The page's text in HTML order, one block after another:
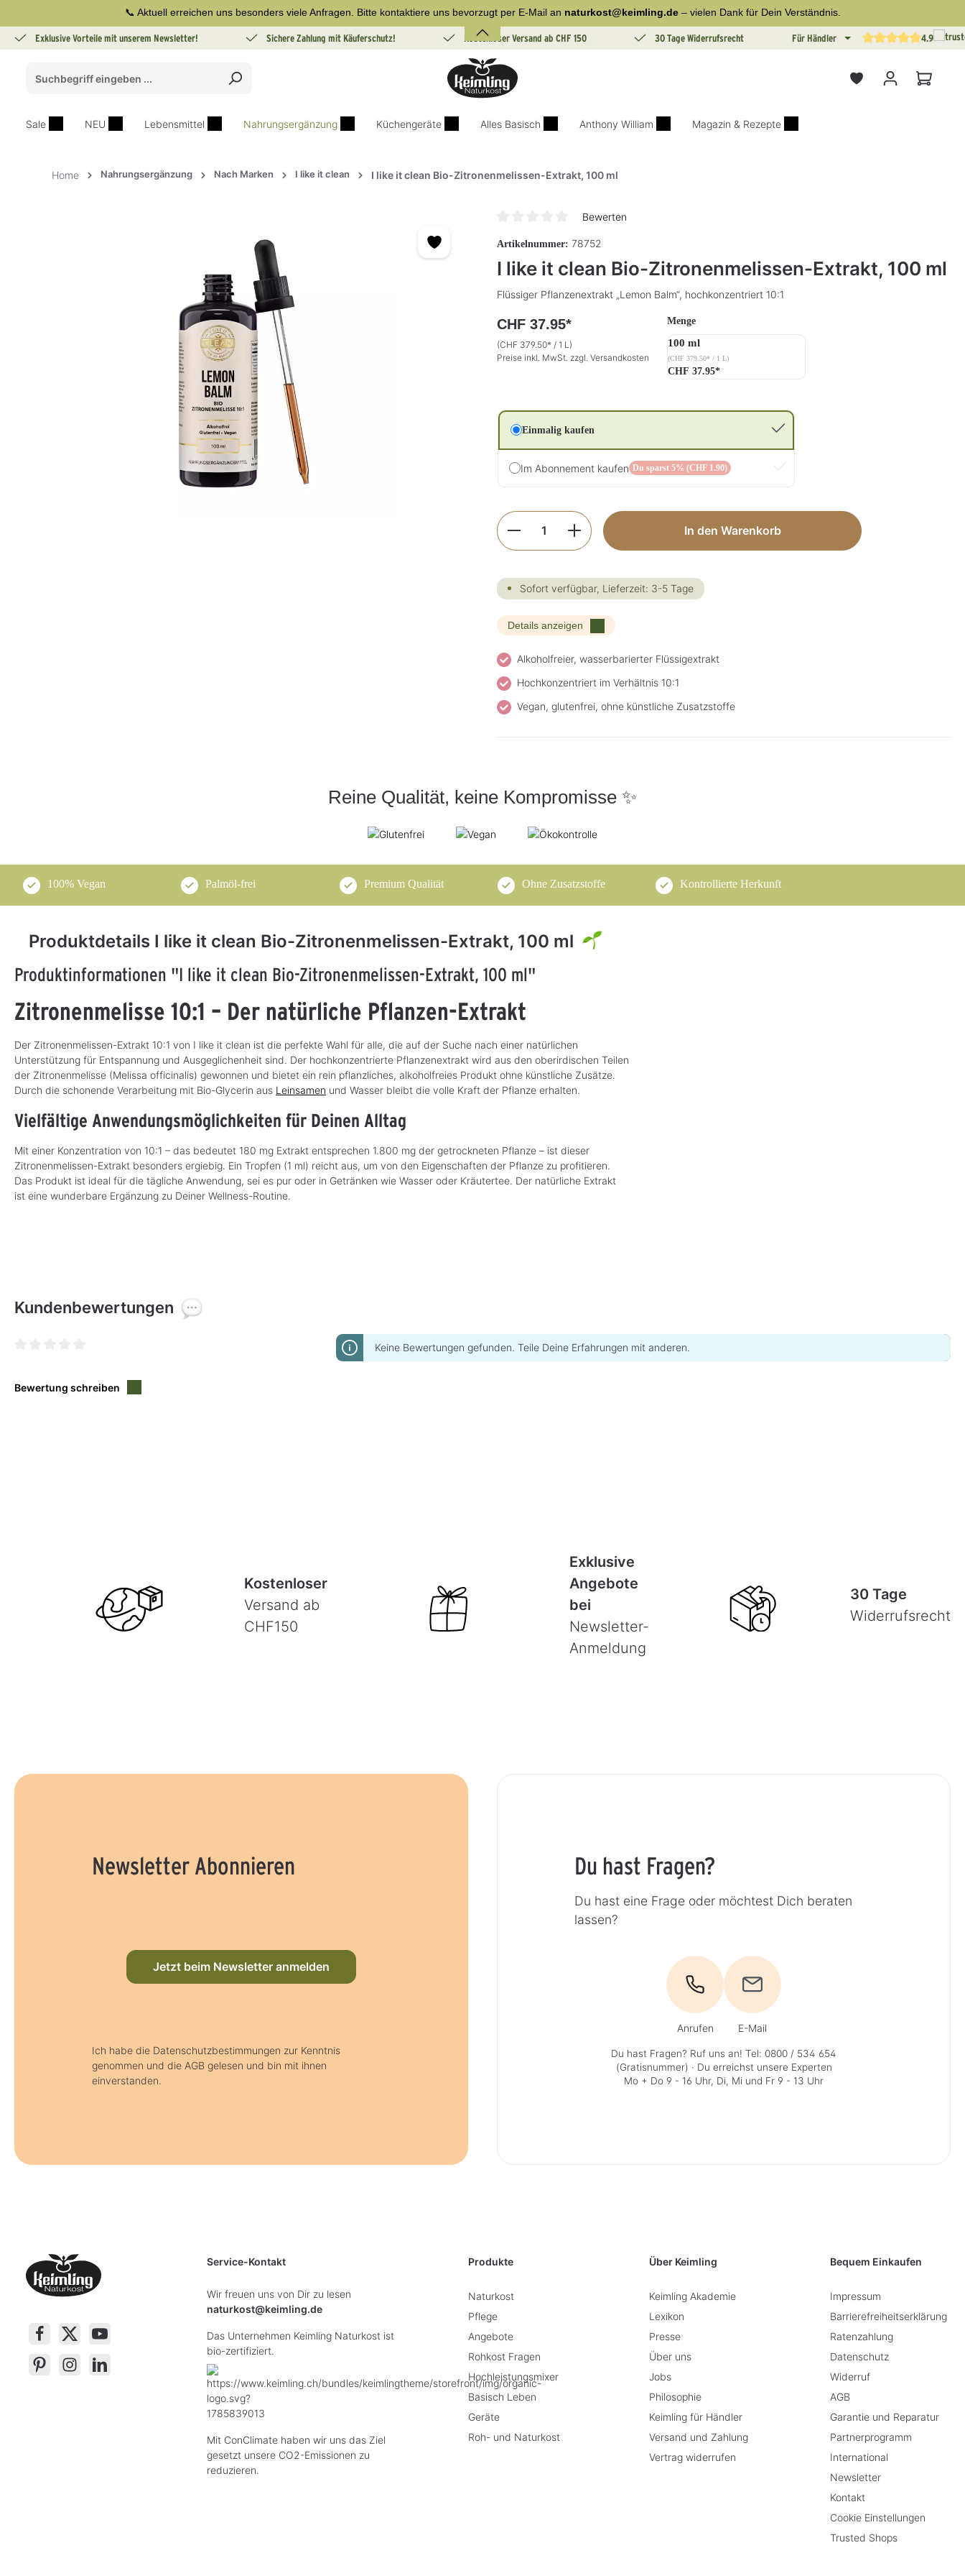
Zur Hauptnavigation springen📞 Aktuell erreichen uns besonders viele Anfragen. Bitte kontaktiere uns bevorzugt per E-Mail an naturkost@keimling.de– vielen Dank für Dein Verständnis.
Exklusive Vorteile mit unserem Newsletter! Sichere Zahlung mit Käuferschutz! Kostenloser Versand ab CHF 150 30 Tage Widerrufsrecht Für Händler Durchschnittliche4.9
Sale NEU Lebensmittel Nahrungsergänzung Küchengeräte Alles Basisch Anthony William Magazin & Rezepte
Home Nahrungsergänzung Nach Marken I like it clean I like it clean Bio-Zitronenmelissen-Extrakt, 100 ml
Bewerten
Artikelnummer: 78752
I like it clean Bio-Zitronenmelissen-Extrakt, 100 ml
Flüssiger Pflanzenextrakt „Lemon Balm“, hochkonzentriert 10:1
CHF 37.95*
(CHF 379.50* / 1 L)
Preise inkl. MwSt. zzgl. Versandkosten
Mengeauswählen
100 ml
(CHF 379.50* / 1 L)
CHF 37.95*
Einmalig kaufen
Im Abonnement kaufen Du sparst 5% (CHF 1.90)
Produkt Anzahl: Gib den gewünschten Wert ein oder
In den Warenkorb
Sofort verfügbar, Lieferzeit: 3-5 Tage
Details anzeigen
Alkoholfreier, wasserbarierter Flüssigextrakt
Hochkonzentriert im Verhältnis 10:1
Vegan, glutenfrei, ohne künstliche Zusatzstoffe
Reine Qualität, keine Kompromisse ✨
100% Vegan Palmöl-frei Premium Qualität Ohne Zusatzstoffe Kontrollierte Herkunft
Produktdetails I like it clean Bio-Zitronenmelissen-Extrakt, 100 ml
Produktinformationen "I like it clean Bio-Zitronenmelissen-Extrakt, 100 ml"
Zitronenmelisse 10:1 – Der natürliche Pflanzen-Extrakt
Der Zitronenmelissen-Extrakt 10:1 von I like it clean ist die perfekte Wahl für alle, die auf der Suche nach einer natürlichen
Unterstützung für Entspannung und Ausgeglichenheit sind. Der hochkonzentrierte Pflanzenextrakt wird aus den oberirdischen Teilen
der Zitronenmelisse (Melissa officinalis) gewonnen und bietet ein rein pflanzliches, alkoholfreies Produkt ohne künstliche Zusätze.
Durch die schonende Verarbeitung mit Bio-Glycerin aus Leinsamen und Wasser bleibt die volle Kraft der Pflanze erhalten.
Vielfältige Anwendungsmöglichkeiten für Deinen Alltag
Mit einer Konzentration von 10:1 – das bedeutet 180 mg Extrakt entsprechen 1.800 mg der getrockneten Pflanze – ist dieser
Zitronenmelissen-Extrakt besonders ergiebig. Ein Tropfen (1 ml) reicht aus, um von den Eigenschaften der Pflanze zu profitieren.
Das Produkt ist ideal für die tägliche Anwendung, sei es pur oder in Getränken wie Wasser oder Kräutertee. Der natürliche Extrakt
ist eine wunderbare Ergänzung zu Deiner Wellness-Routine.
Kundenbewertungen
Bewertung schreiben
Keine Bewertungen gefunden. Teile Deine Erfahrungen mit anderen.
Kostenloser
Versand ab
CHF150
Exklusive
Angebote
bei
Newsletter-
Anmeldung
30 Tage
Widerrufsrecht
Newsletter Abonnieren
Jetzt beim Newsletter anmelden
Ich habe die Datenschutzbestimmungen zur Kenntnis
genommen und die AGB gelesen und bin mit ihnen
einverstanden.
Du hast Fragen?
Du hast eine Frage oder möchtest Dich beraten
lassen?
Anrufen E-Mail
Du hast Fragen? Ruf uns an! Tel: 0800 / 534 654
(Gratisnummer) · Du erreichst unsere Experten
Mo + Do 9 - 16 Uhr, Di, Mi und Fr 9 - 13 Uhr
Service-Kontakt
Wir freuen uns von Dir zu lesen
naturkost@keimling.de
Das Unternehmen Keimling Naturkost ist
bio-zertifiziert.
Mit ConClimate haben wir uns das Ziel
gesetzt unsere CO2-Emissionen zu
reduzieren.
Produkte
Naturkost
Pflege
Angebote
Rohkost Fragen
Hochleistungsmixer
Basisch Leben
Geräte
Roh- und Naturkost
Über Keimling
Keimling Akademie
Lexikon
Presse
Über uns
Jobs
Philosophie
Keimling für Händler
Versand und Zahlung
Vertrag widerrufen
Bequem Einkaufen
Impressum
Barrierefreiheitserklärung
Ratenzahlung
Datenschutz
Widerruf
AGB
Garantie und Reparatur
Partnerprogramm
International
Newsletter
Kontakt
Cookie Einstellungen
Trusted Shops